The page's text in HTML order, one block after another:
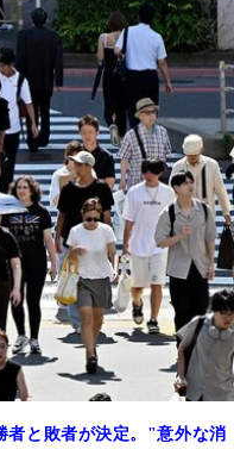
者と敗者が決定。"意外な消